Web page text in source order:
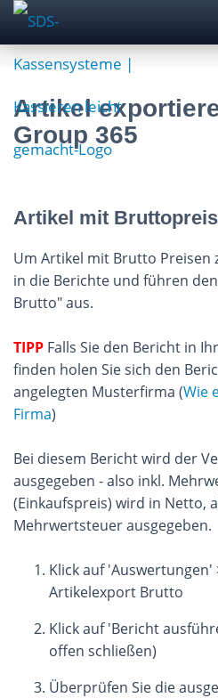
Artikel
Group 365
Artikel mit
Um Artikel mit Brutto Preisen
in die Berichte und führen
Brutto" aus.
TIPP Falls Sie den Bericht in
finden holen Sie sich den
angelegten Musterfirma (Wie
Firma)
Bei diesem Bericht wird der
ausgegeben - also inkl.
(Einkaufspreis) wird in Netto,
Mehrwertsteuer ausgegeben.
Klick auf 'Auswertungen'
Artikelexport Brutto
Klick auf 'Bericht
offen schließen)
Überprüfen Sie die